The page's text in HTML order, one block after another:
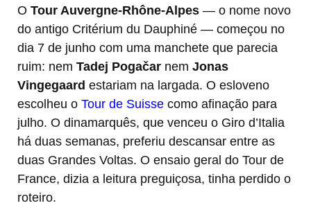
O Tour Auvergne-Rhône-Alpes — o nome novo
do antigo Critérium du Dauphiné — começou no
dia 7 de junho com uma manchete que parecia
ruim: nem Tadej Pogačar nem Jonas
Vingegaard estariam na largada. O esloveno
escolheu o Tour de Suisse como afinação para
julho. O dinamarquês, que venceu o Giro d’Italia
há duas semanas, preferiu descansar entre as
duas Grandes Voltas. O ensaio geral do Tour de
France, dizia a leitura preguiçosa, tinha perdido o
roteiro.